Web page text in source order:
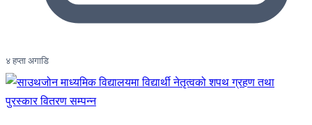
४ हप्ता अगाडि